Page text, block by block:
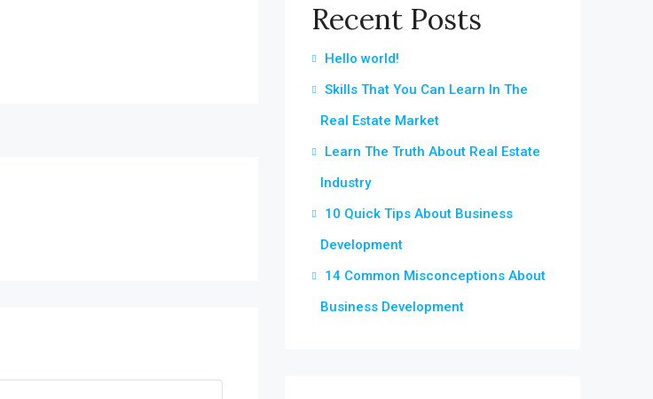
Recent Posts
Hello world!
Skills That You Can Learn In The
Real Estate Market
Learn The Truth About Real Estate
Industry
10 Quick Tips About Business
Development
14 Common Misconceptions About
Business Development